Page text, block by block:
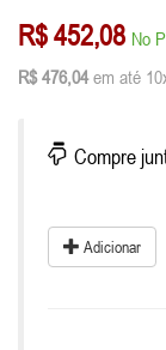
R$ 452,08 No
R$ 476,04 em até
Compre
Adicionar